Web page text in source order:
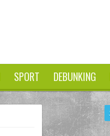
SPORT DEBUNKING